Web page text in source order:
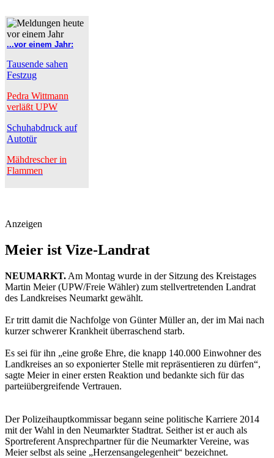
...vor einem Jahr:
Tausende sahen
Festzug
Pedra Wittmann
verläßt UPW
Schuhabdruck auf
Autotür
Mähdrescher in
Flammen
Anzeigen
Meier ist Vize-Landrat
NEUMARKT. Am Montag wurde in der Sitzung des Kreistages
Martin Meier (UPW/Freie Wähler) zum stellvertretenden Landrat
des Landkreises Neumarkt gewählt.
Er tritt damit die Nachfolge von Günter Müller an, der im Mai nach
kurzer schwerer Krankheit überraschend starb.
Es sei für ihn „eine große Ehre, die knapp 140.000 Einwohner des
Landkreises an so exponierter Stelle mit repräsentieren zu dürfen“,
sagte Meier in einer ersten Reaktion und bedankte sich für das
parteiübergreifende Vertrauen.
Der Polizeihauptkommissar begann seine politische Karriere 2014
mit der Wahl in den Neumarkter Stadtrat. Seither ist er auch als
Sportreferent Ansprechpartner für die Neumarkter Vereine, was
Meier selbst als seine „Herzensangelegenheit“ bezeichnet.